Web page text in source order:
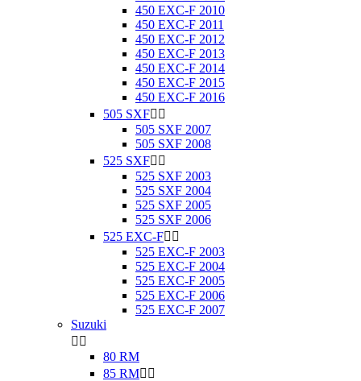
450 EXC-F 2010
450 EXC-F 2011
450 EXC-F 2012
450 EXC-F 2013
450 EXC-F 2014
450 EXC-F 2015
450 EXC-F 2016
505 SXF 
505 SXF 2007
505 SXF 2008
525 SXF 
525 SXF 2003
525 SXF 2004
525 SXF 2005
525 SXF 2006
525 EXC-F 
525 EXC-F 2003
525 EXC-F 2004
525 EXC-F 2005
525 EXC-F 2006
525 EXC-F 2007
Suzuki
 
80 RM
85 RM 